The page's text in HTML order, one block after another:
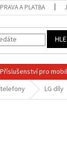
A PLATBA
Příslušenství pro
LG díly